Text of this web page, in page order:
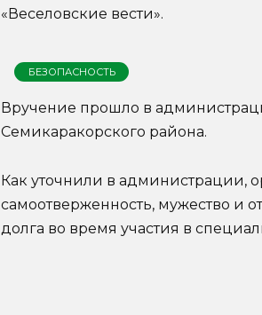
«Веселовские вести».
БЕЗОПАСНОСТЬ
Вручение прошло в
Семикаракорского района.
Как уточнили в администрации,
самоотверженность, мужество и
долга во время участия в